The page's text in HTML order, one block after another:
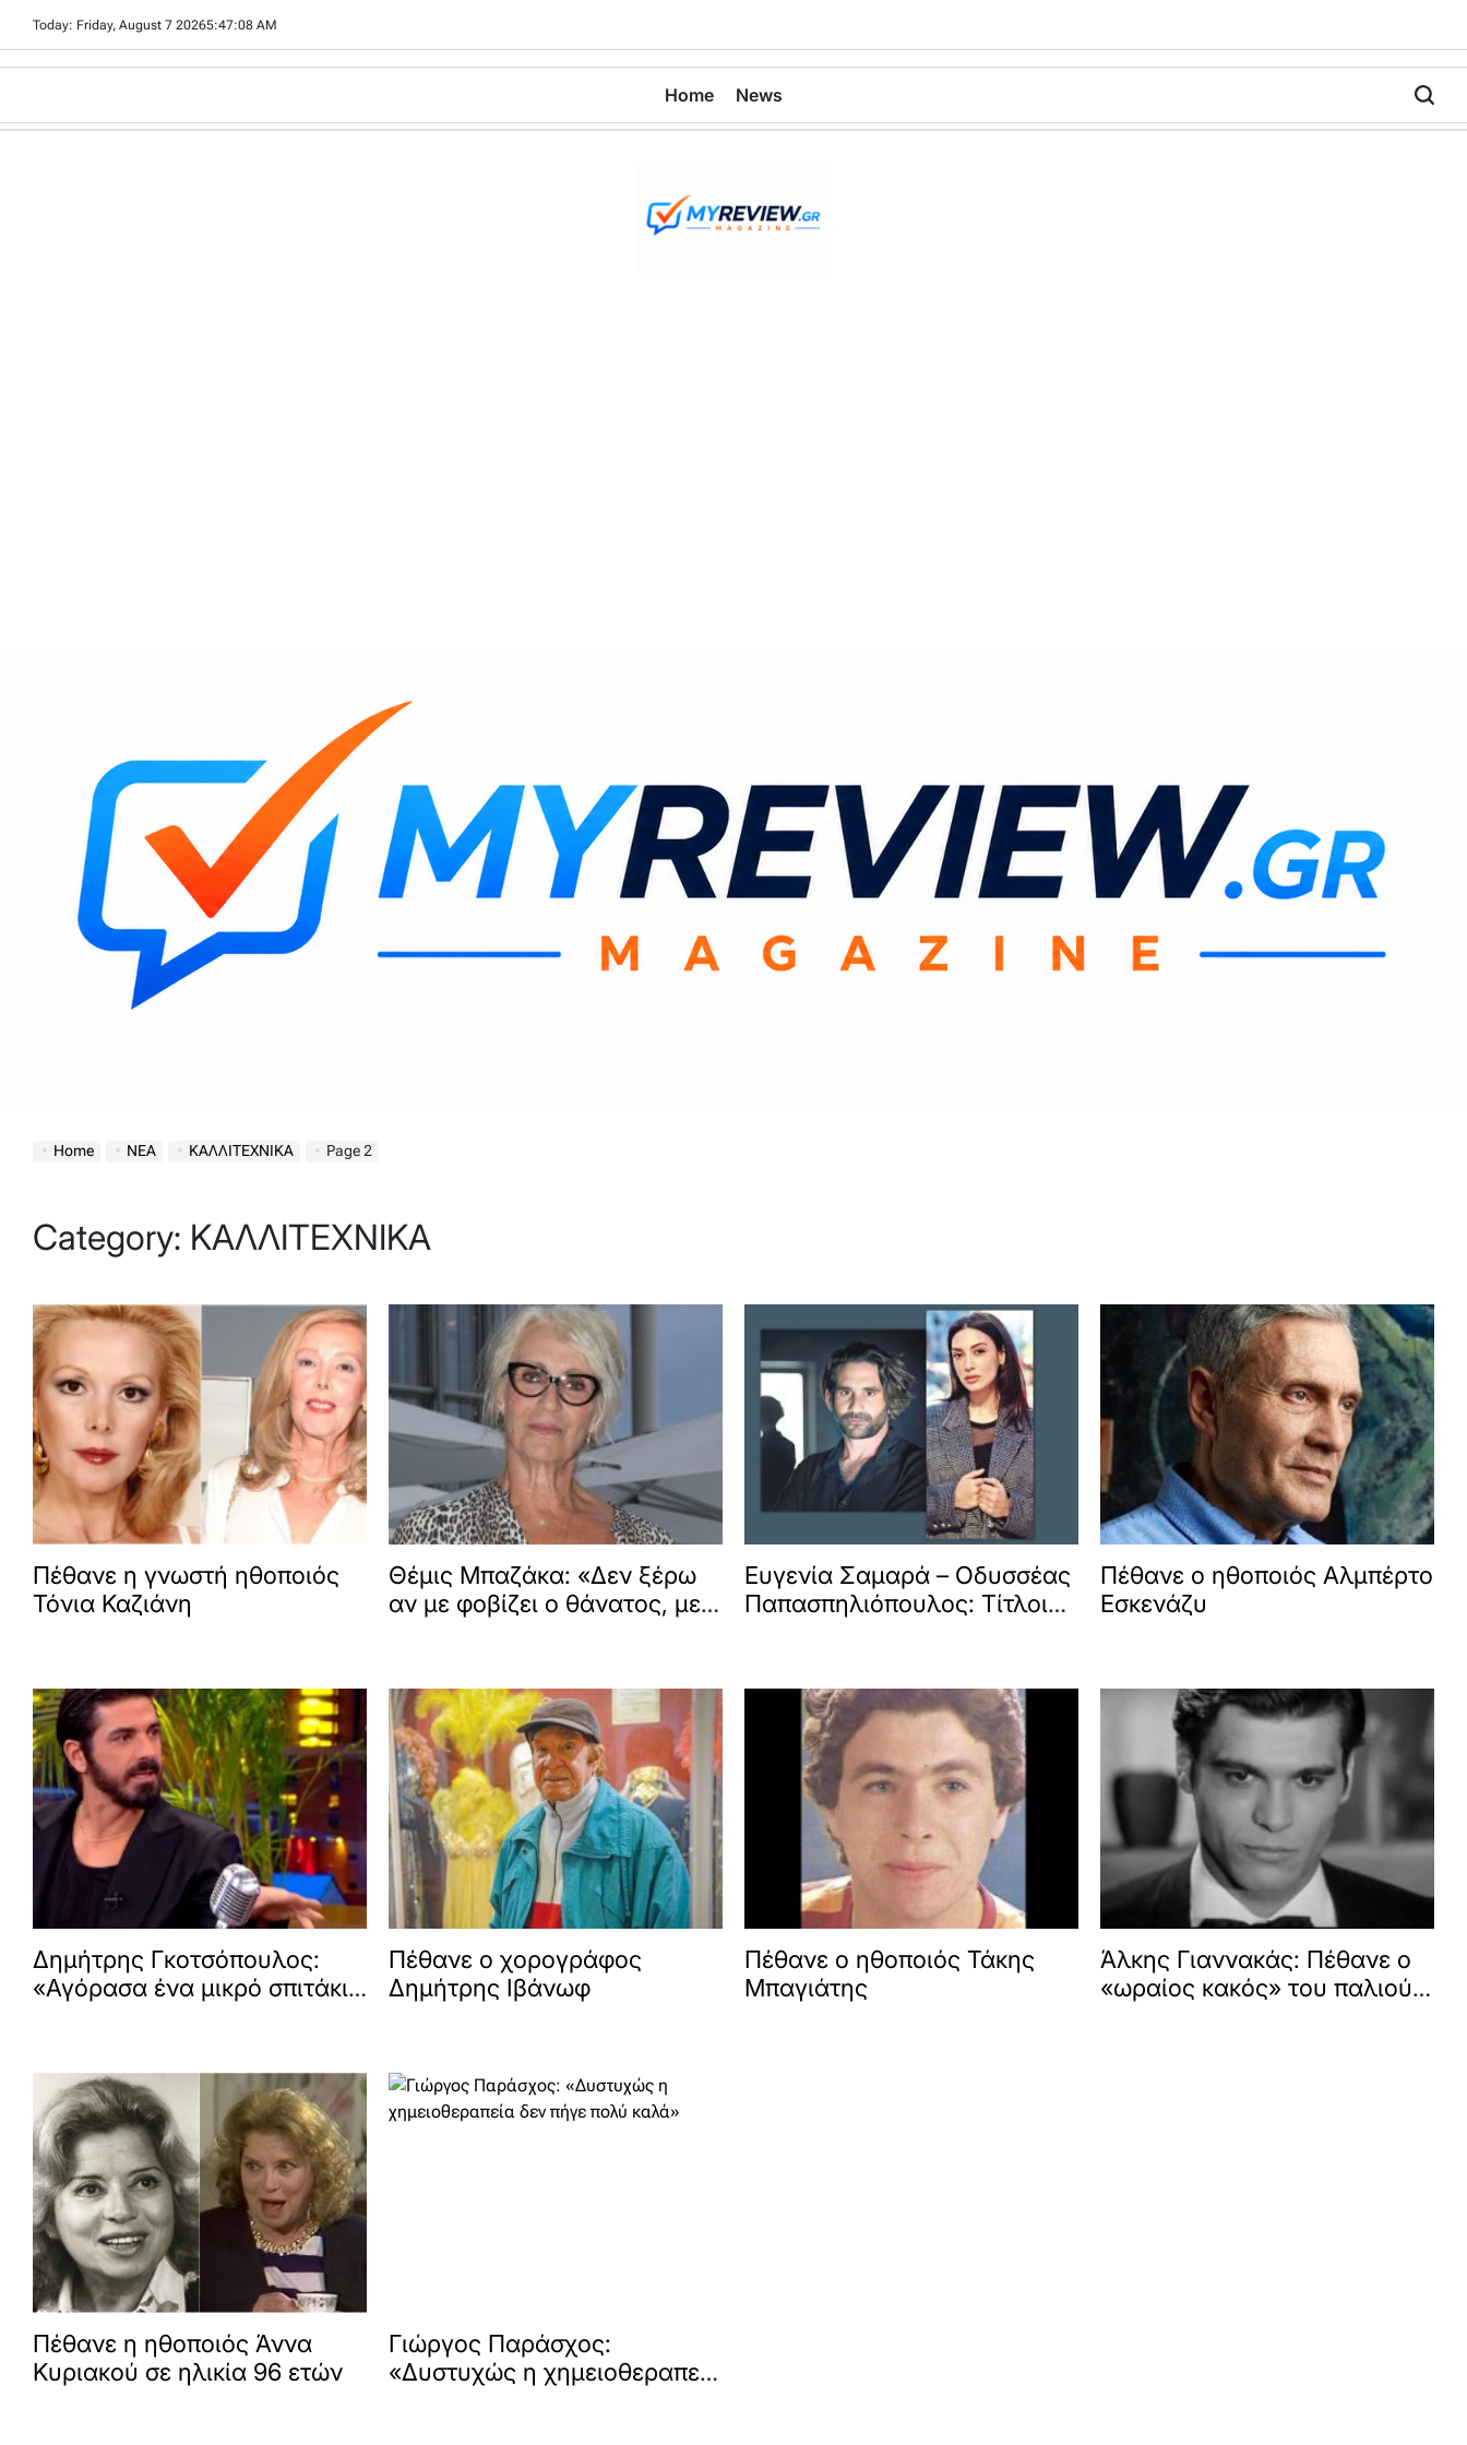
content
Today: Friday, August 7 20265:47:09 AM
Home News
Home ΝΕΑ ΚΑΛΛΙΤΕΧΝΙΚΑ Page 2
Category: ΚΑΛΛΙΤΕΧΝΙΚΑ
Πέθανε η γνωστή ηθοποιός
Τόνια Καζιάνη
Θέμις Μπαζάκα: «Δεν ξέρω
αν με φοβίζει ο θάνατος, με
Ευγενία Σαμαρά – Οδυσσέας
Παπασπηλιόπουλος: Τίτλοι
Πέθανε ο ηθοποιός Αλμπέρτο
Εσκενάζυ
Δημήτρης Γκοτσόπουλος:
«Αγόρασα ένα μικρό σπιτάκι
αναγκάζομαι να κάνω
δουλειές που δε μου
αρέσουν»
Πέθανε ο χορογράφος
Δημήτρης Ιβάνωφ
Πέθανε ο ηθοποιός Τάκης
Μπαγιάτης
Άλκης Γιαννακάς: Πέθανε o
«ωραίος κακός» του παλιού
Πέθανε η ηθοποιός Άννα
Κυριακού σε ηλικία 96 ετών
Γιώργος Παράσχος:
«Δυστυχώς η χημειοθεραπεία